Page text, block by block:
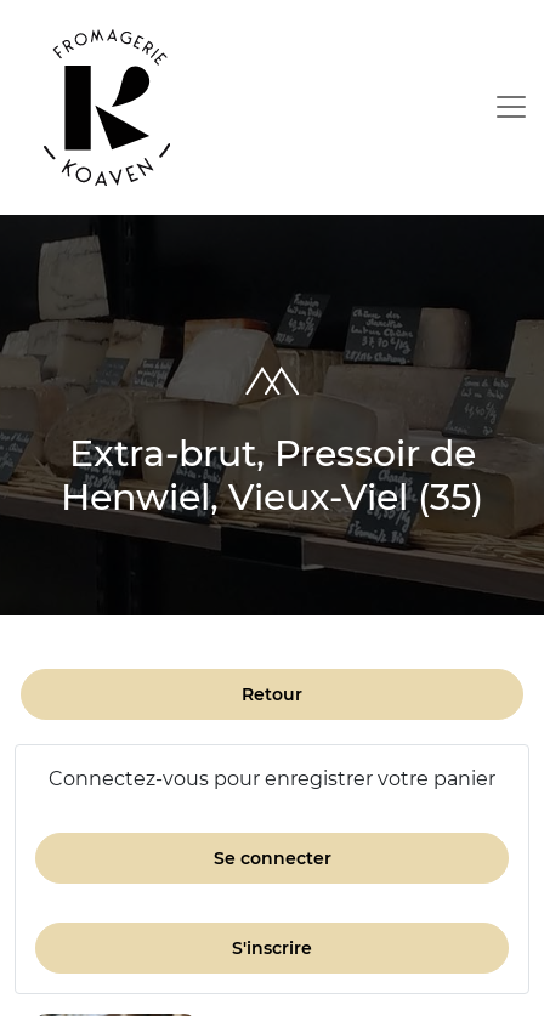
Extra-brut, Pressoir de
Henwiel, Vieux-Viel (35)
Retour
Connectez-vous pour enregistrer votre panier
Se connecter
S'inscrire